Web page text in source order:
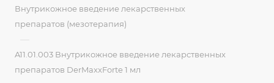
Внутрикожное введение лекарственных
препаратов (мезотерапия)
—
A11.01.003 Внутрикожное введение лекарственных
препаратов DerMaxxForte 1 мл